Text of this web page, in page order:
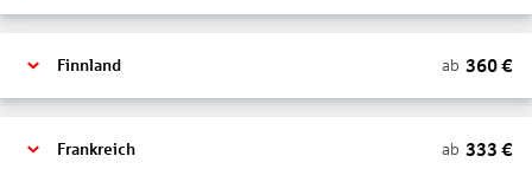
Finnland ab 360€
Frankreich ab 333 €